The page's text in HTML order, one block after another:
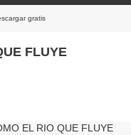
gratis
FLUYE